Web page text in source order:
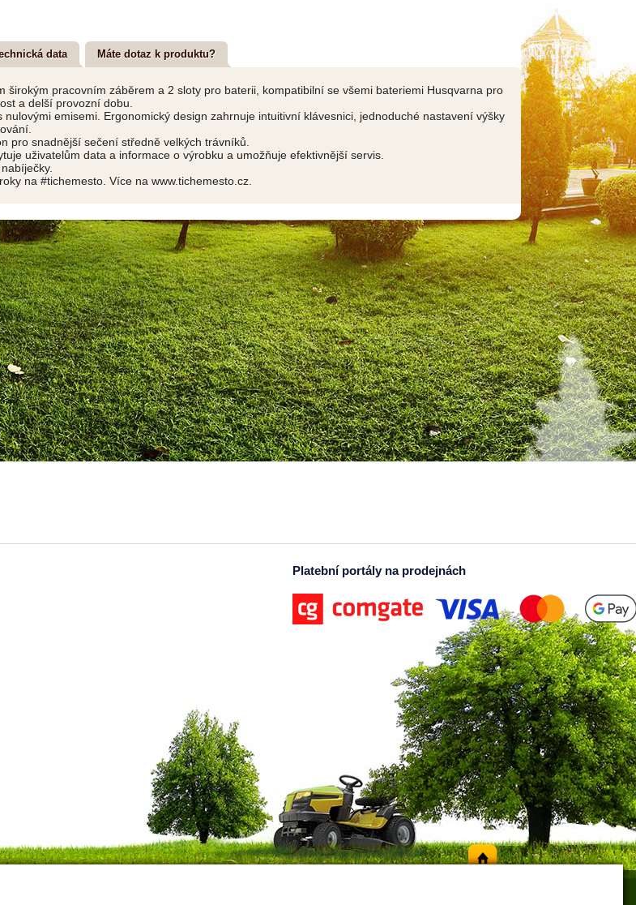
data Máte dotaz k produktu?
širokým pracovním záběrem a 2 sloty pro baterii, kompatibilní se všemi bateriemi Husqvarna pro
a delší provozní dobu.
nulovými emisemi. Ergonomický design zahrnuje intuitivní klávesnici, jednoduché nastavení výšky
pro snadnější sečení středně velkých trávníků.
uživatelům data a informace o výrobku a umožňuje efektivnější servis.
na #tichemesto. Více na www.tichemesto.cz.
Platební portály na prodejnách